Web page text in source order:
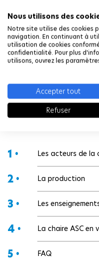
Nous utilisons des
Notre site utilise des cookies
navigation. En continuant à
utilisation de cookies
confidentialité. Pour plus
utilisons, ouvrez les
Accepter tout
Refuser
Scénario
Séminaire sur les
Séminaire sur les
Séminaire sur les
Dans cette
1 • Les acteurs de la
2 • La production
3 • Les
4 • La chaire ASC en
5 • FAQ